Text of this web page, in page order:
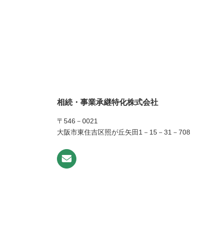
相続・事業承継特化株式会社
〒546－0021
大阪市東住吉区照が丘矢田1－15－31－708